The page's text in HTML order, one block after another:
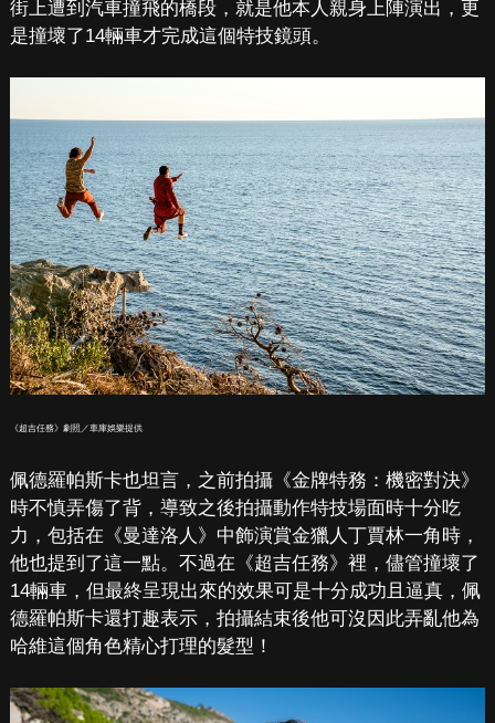
街上遭到汽車撞飛的橋段，就是他本人親身上陣演出，更
是撞壞了14輛車才完成這個特技鏡頭。
《超吉任務》劇照／車庫娛樂提供
佩德羅帕斯卡也坦言，之前拍攝《金牌特務：機密對決》
時不慎弄傷了背，導致之後拍攝動作特技場面時十分吃
力，包括在《曼達洛人》中飾演賞金獵人丁賈林一角時，
他也提到了這一點。不過在《超吉任務》裡，儘管撞壞了
14輛車，但最終呈現出來的效果可是十分成功且逼真，佩
德羅帕斯卡還打趣表示，拍攝結束後他可沒因此弄亂他為
哈維這個角色精心打理的髮型！